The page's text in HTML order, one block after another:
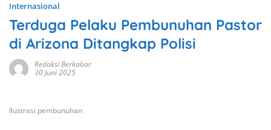
Internasional
Terduga Pelaku Pembunuhan Pastor
di Arizona Ditangkap Polisi
Redaksi Berkabar
30 Juni 2025
Ilustrasi pembunuhan